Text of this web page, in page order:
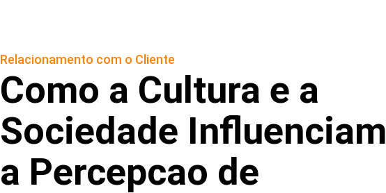
Relacionamento com o Cliente
Como a Cultura e a
Sociedade Influenciam
a Percepcao de